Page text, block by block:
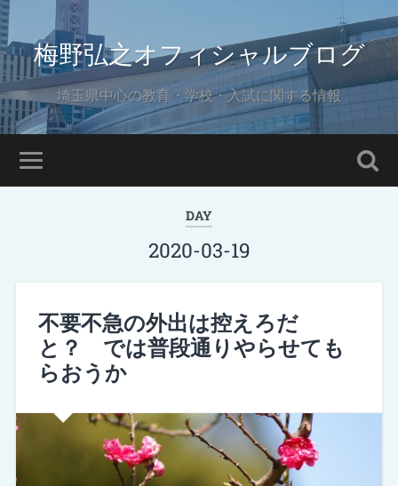
梅野弘之オフィシャルブログ
埼玉県中心の教育・学校・入試に関する情報
DAY
2020-03-19
不要不急の外出は控えろだ
と？ では普段通りやらせても
らおうか